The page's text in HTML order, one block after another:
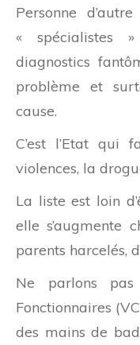
Personne
« spécialistes
diagnostics
problème et
cause.
C’est l’Etat qui
violences, la
La liste est loin
elle s’augmente
parents harcelés,
Ne parlons
Fonctionnaires
des mains de